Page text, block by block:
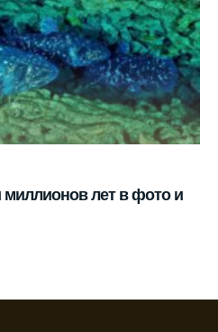
успешный клев, и это
сайте всегда актуален и
лучшие дни для
и области.
и теперь всегда
рыба.
для любителей активной
точные прогнозы
лет в фото и